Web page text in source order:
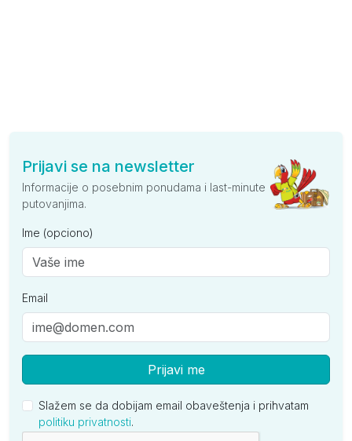
Prijavi se na newsletter
Informacije o posebnim ponudama i last-minute
putovanjima.
Ime (opciono)
Email
Prijavi me
Slažem se da dobijam email obaveštenja i prihvatam
politiku privatnosti.